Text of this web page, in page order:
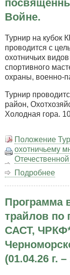
Войне.
Турнир на кубок
проводится с
охотничьих
спортивного
охраны, военно-
Турнир
район,
Холодная гора.
Положение
охотничьему
Подробнее
по
Программа
трайлов по
САСТ,
(01.04.26 г. –